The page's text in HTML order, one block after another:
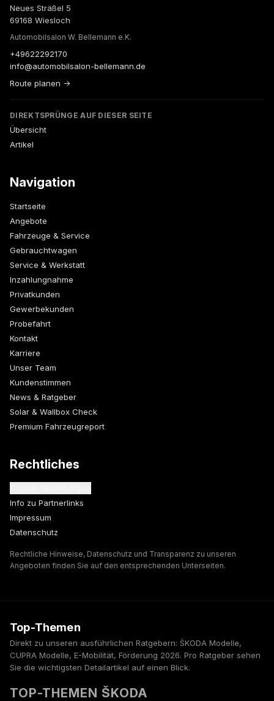
Neues Sträßel 5
69168 Wiesloch
Automobilsalon W. Bellemann e.K.
+49622292170
info@automobilsalon-bellemann.de
Route planen →
DIREKTSPRÜNGE AUF DIESER SEITE
Übersicht
Artikel
Navigation
Startseite
Angebote
Fahrzeuge & Service
Gebrauchtwagen
Service & Werkstatt
Inzahlungnahme
Privatkunden
Gewerbekunden
Probefahrt
Kontakt
Karriere
Unser Team
Kundenstimmen
News & Ratgeber
Solar & Wallbox Check
Premium Fahrzeugreport
Rechtliches
Info zu Partnerlinks
Impressum
Datenschutz
Rechtliche Hinweise, Datenschutz und Transparenz zu unseren
Angeboten finden Sie auf den entsprechenden Unterseiten.
Top-Themen
Direkt zu unseren ausführlichen Ratgebern: ŠKODA Modelle,
CUPRA Modelle, E-Mobilität, Förderung 2026. Pro Ratgeber sehen
Sie die wichtigsten Detailartikel auf einen Blick.
TOP-THEMEN ŠKODA